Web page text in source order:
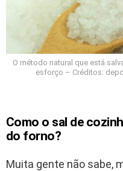
O método natural que está
esforço – Créditos:
Como o sal de
do forno?
Muita gente não sabe,